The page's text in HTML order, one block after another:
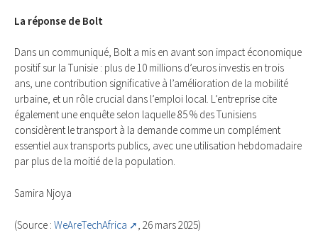
La réponse de Bolt
Dans un communiqué, Bolt a mis en avant son impact économique
positif sur la Tunisie : plus de 10 millions d’euros investis en trois
ans, une contribution significative à l’amélioration de la mobilité
urbaine, et un rôle crucial dans l’emploi local. L’entreprise cite
également une enquête selon laquelle 85 % des Tunisiens
considèrent le transport à la demande comme un complément
essentiel aux transports publics, avec une utilisation hebdomadaire
par plus de la moitié de la population.
Samira Njoya
(Source : WeAreTechAfrica , 26 mars 2025)